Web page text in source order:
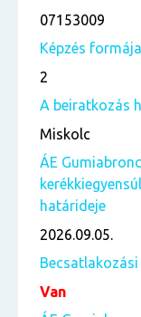
07153009
Képzés formája
2
A beiratkozás
Miskolc
ÁE
határideje
2026.09.05.
Becsatlakozási
Van